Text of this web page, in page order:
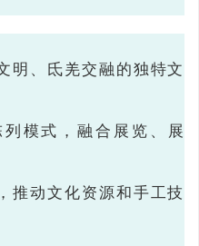
明、氐羌交融的独特文
模式，融合展览、展
推动文化资源和手工技